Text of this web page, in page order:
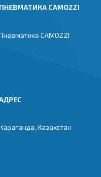
ПНЕВМАТИКА CAMOZZI
CAMOZZI
Казахстан